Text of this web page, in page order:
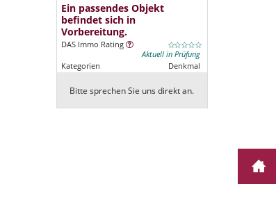
Ein passendes Objekt
befindet sich in
Vorbereitung.
DAS Immo Rating
Aktuell in Prüfung
Kategorien
Denkmal
Bitte sprechen Sie uns direkt an.